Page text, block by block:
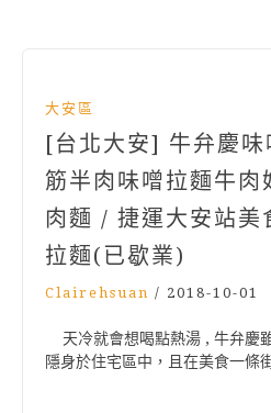
大安區
[台北大安] 牛弁慶味
筋半肉味噌拉麵牛肉
肉麵 / 捷運大安站
拉麵(已歇業)
Clairehsuan / 2018-10-01
天冷就會想喝點熱湯 , 牛弁慶
隱身於住宅區中，且在美食一條